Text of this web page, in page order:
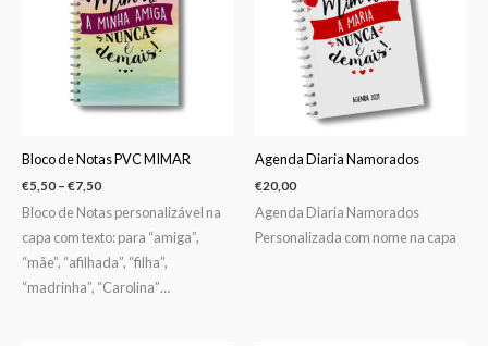
Bloco de Notas PVC MIMAR
€5,50 – €7,50
Bloco de Notas personalizável na
capa com texto: para “amiga”,
“mãe”, “afilhada”, “filha”,
“madrinha”, “Carolina”…
Agenda Diaria Namorados
€20,00
Agenda Diaria Namorados
Personalizada com nome na capa